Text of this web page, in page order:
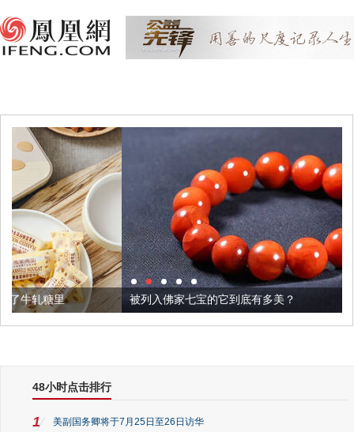
被列入佛家七宝的它到底有多美？
48小时点击排行
1 美副国务卿将于7月25日至26日访华